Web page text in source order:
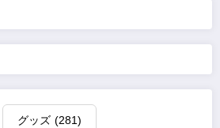
グッズ (281)